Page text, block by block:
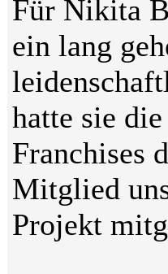
Für Nikita
ein lang
hatte sie
Franchises
Mitglied
Projekt